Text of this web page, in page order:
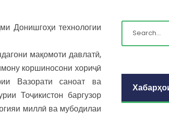
Донишгоҳи технологии
мақомоти давлатӣ,
коршиносони хориҷӣ
Вазорати саноат ва
Тоҷикистон баргузор
миллӣ ва мубодилаи